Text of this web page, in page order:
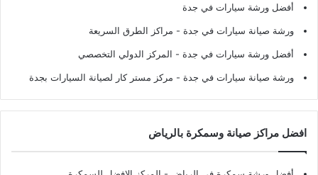
أفضل ورشة سيارات في جدة
ورشة صيانة سيارات في جدة - مراكز الطرق السريعة
أفضل ورشة سيارات في جدة - المركز الدولي التخصصي
ورشة صيانة سيارات في جدة - مركز مستر كار لصيانة السيارات بجدة
افضل مراكز صيانة وسمكرة بالرياض